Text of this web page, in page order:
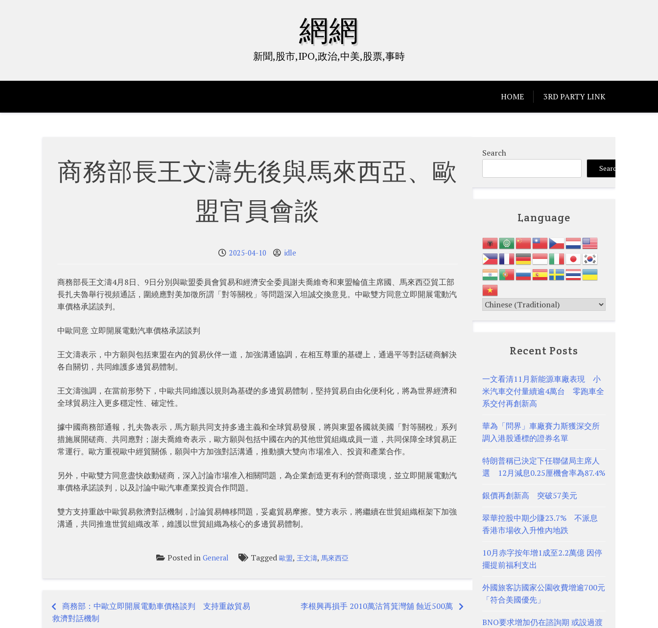
網網
新聞,股市,IPO,政治,中美,股票,事時
HOME 3RD PARTY LINK
商務部長王文濤先後與馬來西亞、歐
盟官員會談
2025-04-10 idle
商務部長王文濤4月8日、9日分別與歐盟委員會貿易和經濟安全委員謝夫喬維奇和東盟輪值主席國、馬來西亞貿工部
長扎夫魯舉行視頻通話，圍繞應對美加徵所謂「對等關稅」等問題深入坦誠交換意見。中歐雙方同意立即開展電動汽
車價格承諾談判。
中歐同意 立即開展電動汽車價格承諾談判
王文濤表示，中方願與包括東盟在內的貿易伙伴一道，加強溝通協調，在相互尊重的基礎上，通過平等對話磋商解決
各自關切，共同維護多邊貿易體制。
王文濤強調，在當前形勢下，中歐共同維護以規則為基礎的多邊貿易體制，堅持貿易自由化便利化，將為世界經濟和
全球貿易注入更多穩定性、確定性。
據中國商務部通報，扎夫魯表示，馬方願共同支持多邊主義和全球貿易發展，將與東盟各國就美國「對等關稅」系列
措施展開磋商、共同應對；謝夫喬維奇表示，歐方願與包括中國在內的其他世貿組織成員一道，共同保障全球貿易正
常運行。歐方重視歐中經貿關係，願與中方加強對話溝通，推動擴大雙向市場准入、投資和產業合作。
另外，中歐雙方同意盡快啟動磋商，深入討論市場准入相關問題，為企業創造更有利的營商環境，並立即開展電動汽
車價格承諾談判，以及討論中歐汽車產業投資合作問題。
雙方支持重啟中歐貿易救濟對話機制，討論貿易轉移問題，妥處貿易摩擦。雙方表示，將繼續在世貿組織框架下加強
溝通，共同推進世貿組織改革，維護以世貿組織為核心的多邊貿易體制。
Posted inGeneral Tagged歐盟, 王文濤,馬來西亞
Post
商務部：中歐立即開展電動車價格談判 支持重啟貿易
救濟對話機制
李根興再損手 2010萬沽筲箕灣舖 蝕近500萬
Search
Search
Language
Recent Posts
一文看清11月新能源車廠表現 小
米汽車交付量續逾4萬台 零跑車全
系交付再創新高
華為「問界」車廠賽力斯獲深交所
調入港股通標的證券名單
特朗普稱已決定下任聯儲局主席人
選 12月減息0.25厘機會率為87.4%
銀價再創新高 突破57美元
翠華控股中期少賺23.7% 不派息
香港市場收入升惟內地跌
10月赤字按年增1成至2.2萬億 因停
擺提前福利支出
外國旅客訪國家公園收費增逾700元
「符合美國優先」
BNO要求增加仍在諮詢期 或設過渡